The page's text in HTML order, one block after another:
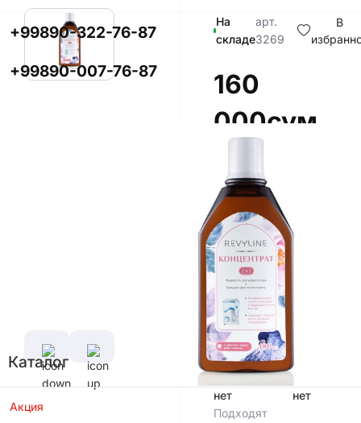
+99890-322-76-87
+99890-007-76-87
Каталог
Акция
На
складе
арт.
3269
В
160
000сум
В корзину
Характеристики
Производитель
Россия
Фтор в
составе
нет
Объем
400
мл
Хлоргексидин
в составе
нет
составе
нет
Подходят